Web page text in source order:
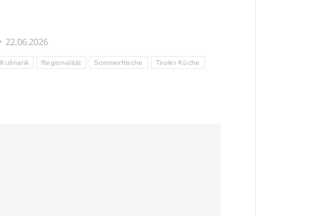
22.06.2026
Kulinarik Regionalität Sommerfrische Tiroler Küche